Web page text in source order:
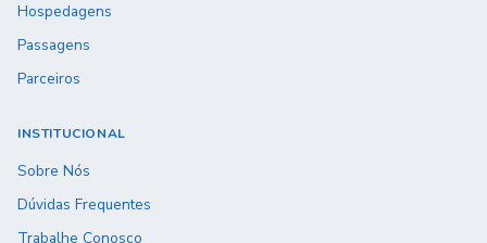
Hospedagens
Passagens
Parceiros
INSTITUCIONAL
Sobre Nós
Dúvidas Frequentes
Trabalhe Conosco